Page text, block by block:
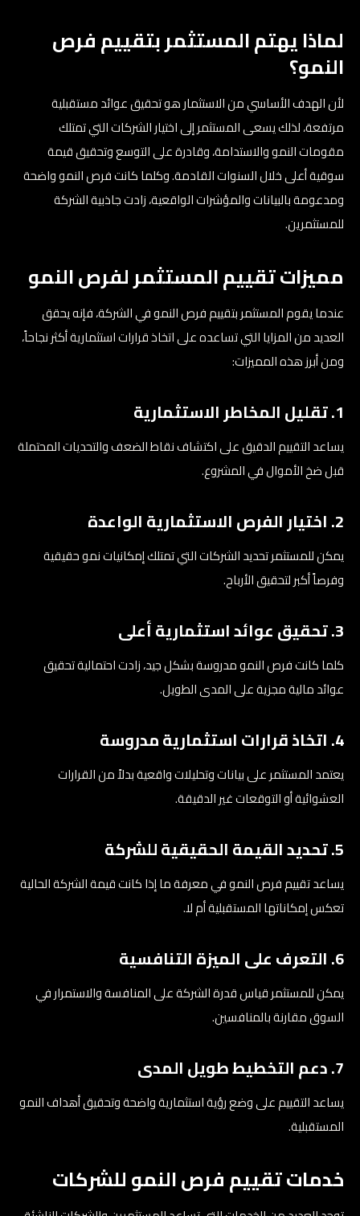
لماذا يهتم المستثمر بتقييم فرص
النمو؟
لأن الهدف الأساسي من الاستثمار هو تحقيق عوائد مستقبلية
مرتفعة، لذلك يسعى المستثمر إلى اختيار الشركات التي تمتلك
مقومات النمو والاستدامة، وقادرة على التوسع وتحقيق قيمة
سوقية أعلى خلال السنوات القادمة. وكلما كانت فرص النمو واضحة
ومدعومة بالبيانات والمؤشرات الواقعية، زادت جاذبية الشركة
للمستثمرين.
مميزات تقييم المستثمر لفرص النمو
عندما يقوم المستثمر بتقييم فرص النمو في الشركة، فإنه يحقق
العديد من المزايا التي تساعده على اتخاذ قرارات استثمارية أكثر نجاحاً،
ومن أبرز هذه المميزات:
1. تقليل المخاطر الاستثمارية
يساعد التقييم الدقيق على اكتشاف نقاط الضعف والتحديات المحتملة
قبل ضخ الأموال في المشروع.
2. اختيار الفرص الاستثمارية الواعدة
يمكن للمستثمر تحديد الشركات التي تمتلك إمكانيات نمو حقيقية
وفرصاً أكبر لتحقيق الأرباح.
3. تحقيق عوائد استثمارية أعلى
كلما كانت فرص النمو مدروسة بشكل جيد، زادت احتمالية تحقيق
عوائد مالية مجزية على المدى الطويل.
4. اتخاذ قرارات استثمارية مدروسة
يعتمد المستثمر على بيانات وتحليلات واقعية بدلاً من القرارات
العشوائية أو التوقعات غير الدقيقة.
5. تحديد القيمة الحقيقية للشركة
يساعد تقييم فرص النمو في معرفة ما إذا كانت قيمة الشركة الحالية
تعكس إمكاناتها المستقبلية أم لا.
6. التعرف على الميزة التنافسية
يمكن للمستثمر قياس قدرة الشركة على المنافسة والاستمرار في
السوق مقارنة بالمنافسين.
7. دعم التخطيط طويل المدى
يساعد التقييم على وضع رؤية استثمارية واضحة وتحقيق أهداف النمو
المستقبلية.
خدمات تقييم فرص النمو للشركات